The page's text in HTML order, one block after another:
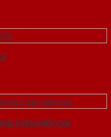
2 tay nam cua